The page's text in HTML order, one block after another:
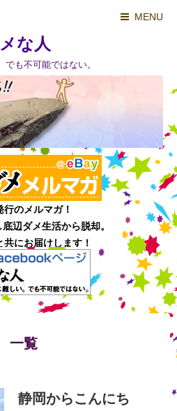
MENU
な人
も不可能ではない。
一覧
静岡からこんにち